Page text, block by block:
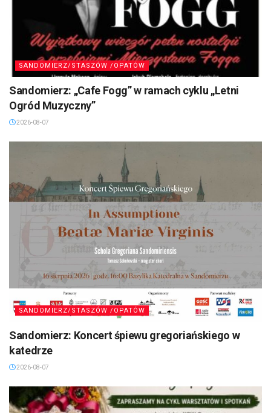
SANDOMIERZ/STASZÓW /OPATÓW
Sandomierz: „Cafe Fogg” w ramach cyklu „Letni
Ogród Muzyczny”
2026-08-07
SANDOMIERZ/STASZÓW /OPATÓW
Sandomierz: Koncert śpiewu gregoriańskiego w
katedrze
2026-08-07